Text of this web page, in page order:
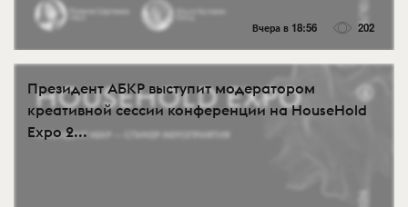
Вчера в 18:56 202
Президент АБКР выступит модератором
креативной сессии конференции на HouseHold
Expo 2...